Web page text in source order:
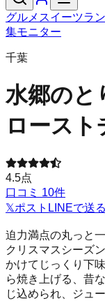
グルメ スイーツラ
集モニター
千葉
水郷のと
ロースト
4.5点
口コミ 10件
𝕏ポスト LINEで送る
迫力満点の丸っと
クリスマスシーズ
かけてじっくり下
ら焼き上げる、昔
じ込められ、ジュ